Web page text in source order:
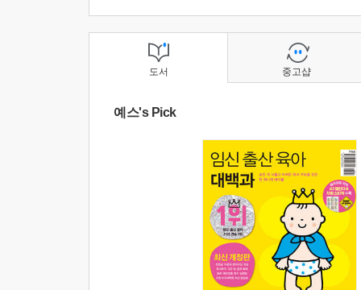
도서
예스's Pick
중고샵